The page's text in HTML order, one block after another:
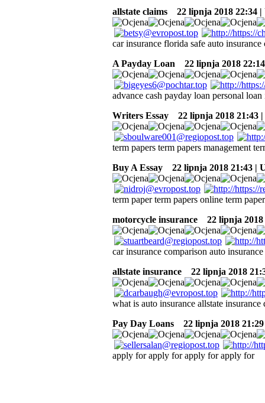
allstate claims
22 lipnja 2018 22:34 |
car insurance florida safe auto
A Payday Loan
22 lipnja 2018
advance cash payday loan personal
Writers Essay
22 lipnja 2018 21:43
term papers term papers management
Buy A Essay
22 lipnja 2018 21:43 |
term paper term papers online term
motorcycle insurance
22 lipnja 2018
car insurance comparison auto
allstate insurance
22 lipnja 2018
what is auto insurance allstate
Pay Day Loans
22 lipnja 2018
apply for apply for apply for apply for